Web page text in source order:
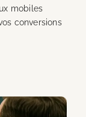
mobiles
conversions